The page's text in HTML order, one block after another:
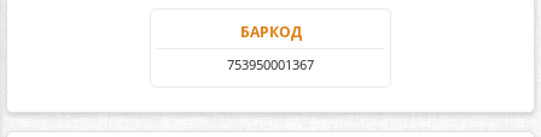
БАРКОД
753950001367